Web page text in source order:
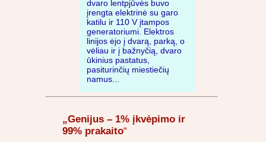
dvaro lentpjūvės buvo
įrengta elektrinė su garo
katilu ir 110 V įtampos
generatoriumi. Elektros
linijos ėjo į dvarą, parką, o
vėliau ir į bažnyčią, dvaro
ūkinius pastatus,
pasiturinčių miestiečių
namus...
„Genijus – 1% įkvėpimo ir
99% prakaito“